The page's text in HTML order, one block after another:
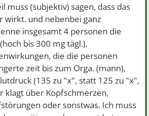
muss (subjektiv) sagen, dass das
wirkt. und nebenbei ganz
insgesamt 4 personen die
bis 300 mg tägl.).
die die personen
zeit bis zum Orga. (mann),
(135 zu "x", statt 125 zu "x",
klagt über Kopfschmerzen,
oder sonstwas. Ich muss